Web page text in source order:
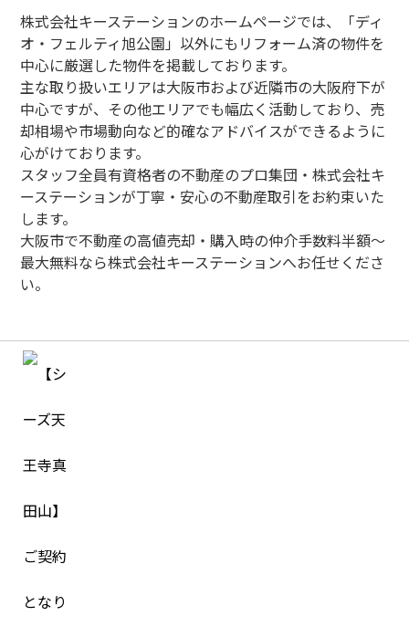
株式会社キーステーションのホームページでは、「ディ
オ・フェルティ旭公園」以外にもリフォーム済の物件を
中心に厳選した物件を掲載しております。
主な取り扱いエリアは大阪市および近隣市の大阪府下が
中心ですが、その他エリアでも幅広く活動しており、売
却相場や市場動向など的確なアドバイスができるように
心がけております。
スタッフ全員有資格者の不動産のプロ集団・株式会社キ
ーステーションが丁寧・安心の不動産取引をお約束いた
します。
大阪市で不動産の高値売却・購入時の仲介手数料半額～
最大無料なら株式会社キーステーションへお任せくださ
い。